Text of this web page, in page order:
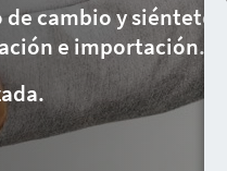
cambio y siéntete
e importación.